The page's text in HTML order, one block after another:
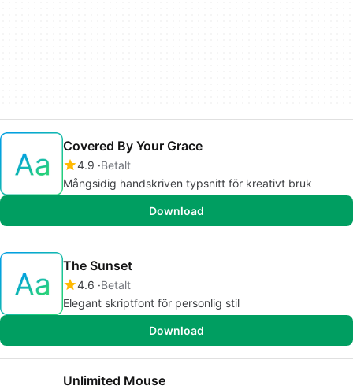
Covered By Your Grace
4.9 Betalt
Mångsidig handskriven typsnitt för kreativt bruk
Download
The Sunset
4.6 Betalt
Elegant skriptfont för personlig stil
Download
Unlimited Mouse